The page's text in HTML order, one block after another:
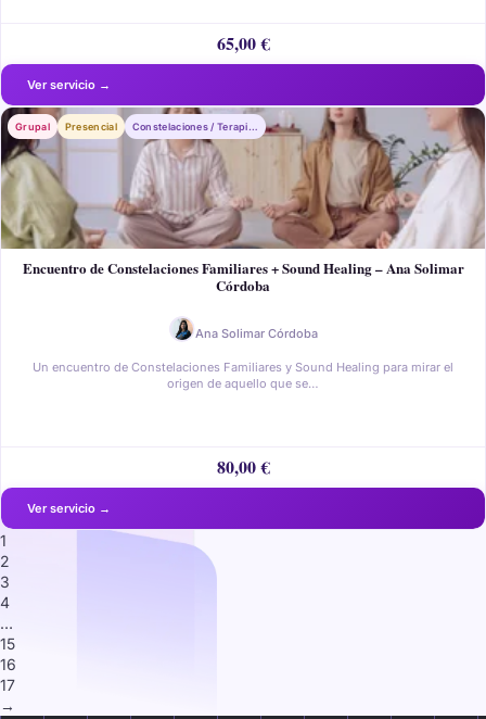
65,00€
Grupal Presencial Constelaciones / Terapia Sistémica
Encuentro de Constelaciones Familiares + Sound Healing – Ana Solimar
Córdoba
Ana Solimar Córdoba
80,00€
Un encuentro de Constelaciones Familiares y Sound Healing para mirar el
origen de aquello que se…
1
2
3
4
…
15
16
17
→